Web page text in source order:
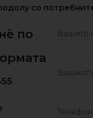
со
по
Вашето
Вашиот